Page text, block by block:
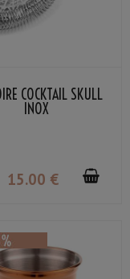
COCKTAIL SKULL
INOX
15.00 €